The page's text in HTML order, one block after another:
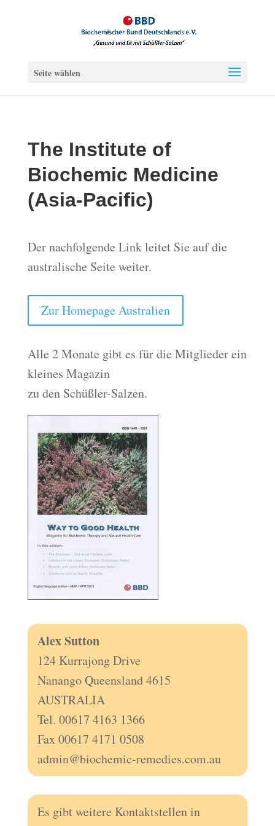
Seite wählen
The Institute of
Biochemic Medicine
(Asia-Pacific)
Der nachfolgende Link leitet Sie auf die
australische Seite weiter.
Zur Homepage Australien
Alle 2 Monate gibt es für die Mitglieder ein
kleines Magazin
zu den Schüßler-Salzen.
Alex Sutton
124 Kurrajong Drive
Nanango Queensland 4615
AUSTRALIA
Tel. 00617 4163 1366
Fax 00617 4171 0508
admin@biochemic-remedies.com.au
Es gibt weitere Kontaktstellen in